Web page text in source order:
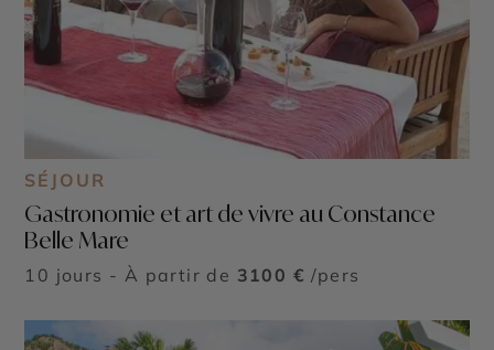
SÉJOUR
Gastronomie et art de vivre au Constance
Belle Mare
10 jours - À partir de 3100 € /pers